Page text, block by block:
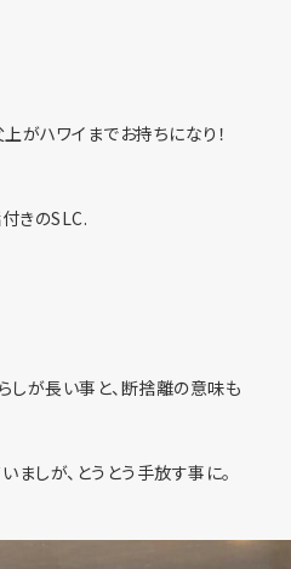
がハワイまでお持ちになり！
きのSLC.
しが長い事と、断捨離の意味も
しが、とうとう手放す事に。